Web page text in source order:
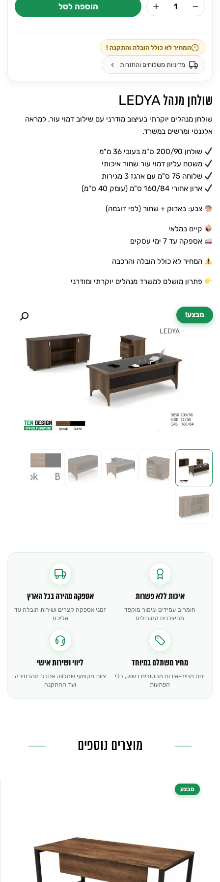
היה:
₪5,800.
הוא:
כמות
הוספה לסל
המחיר לא כולל הובלה והתקנה !
מדיניות משלוחים והחזרות
שולחן מנהל LEDYA
שולחן מנהלים יוקרתי בעיצוב מודרני עם שילוב דמוי עור, למראה
אלגנטי ומרשים במשרד.
שולחן 200/90 ס"מ בעובי 36 מ"מ
משטח עליון דמוי עור שחור איכותי
שלוחה 75 ס"מ עם ארגז 3 מגירות
ארון אחורי 160/84 ס"מ (עומק 40 ס"מ)
צבע: בארוק + שחור (לפי דוגמה)
קיים במלאי
אספקה עד 7 ימי עסקים
המחיר לא כולל הובלה והרכבה
פתרון מושלם למשרד מנהלים יוקרתי ומודרני
מבצע!
איכות ללא פשרות
חומרים עמידים וגימור מוקפד
מהיצרנים המובילים
אספקה מהירה בכל הארץ
זמני אספקה קצרים ושירות הובלה עד
אליכם
מחיר משתלם במיוחד
יחס מחיר–איכות מהטובים בשוק, בלי
הפתעות
ליווי ושירות אישי
צוות מקצועי שמלווה אתכם מהבחירה
ועד ההתקנה
מוצרים נוספים
מבצע